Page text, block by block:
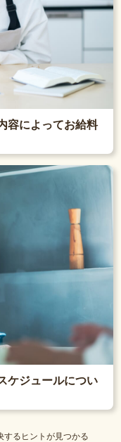
容によってお給料
ケジュールについ
するヒントが見つかる